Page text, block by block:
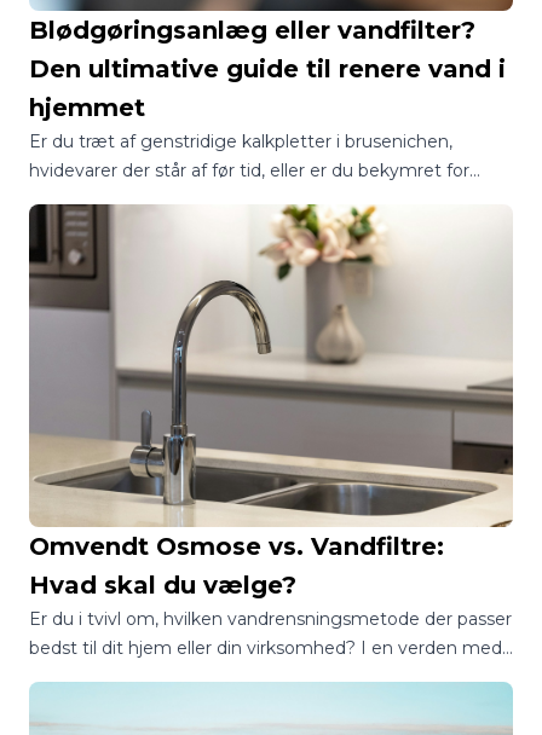
Blødgøringsanlæg eller vandfilter?
Den ultimative guide til renere vand i
hjemmet
Er du træt af genstridige kalkpletter i brusenichen,
hvidevarer der står af før tid, eller er du bekymret for
kvaliteten af dit drikkevand? I Danmark står mange
boligejere over for det samme spørgsmål: Skal jeg vælge
et blødgøringsanlæg eller et vandfilter?
Omvendt Osmose vs. Vandfiltre:
Hvad skal du vælge?
Er du i tvivl om, hvilken vandrensningsmetode der passer
bedst til dit hjem eller din virksomhed? I en verden med
utallige muligheder kan det være en jungle at finde